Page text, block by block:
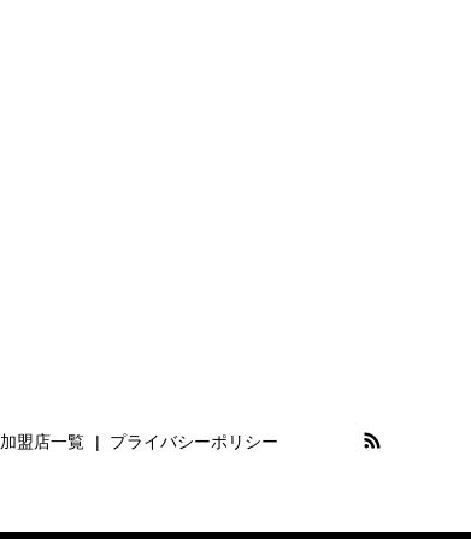
加盟店一覧 プライバシーポリシー